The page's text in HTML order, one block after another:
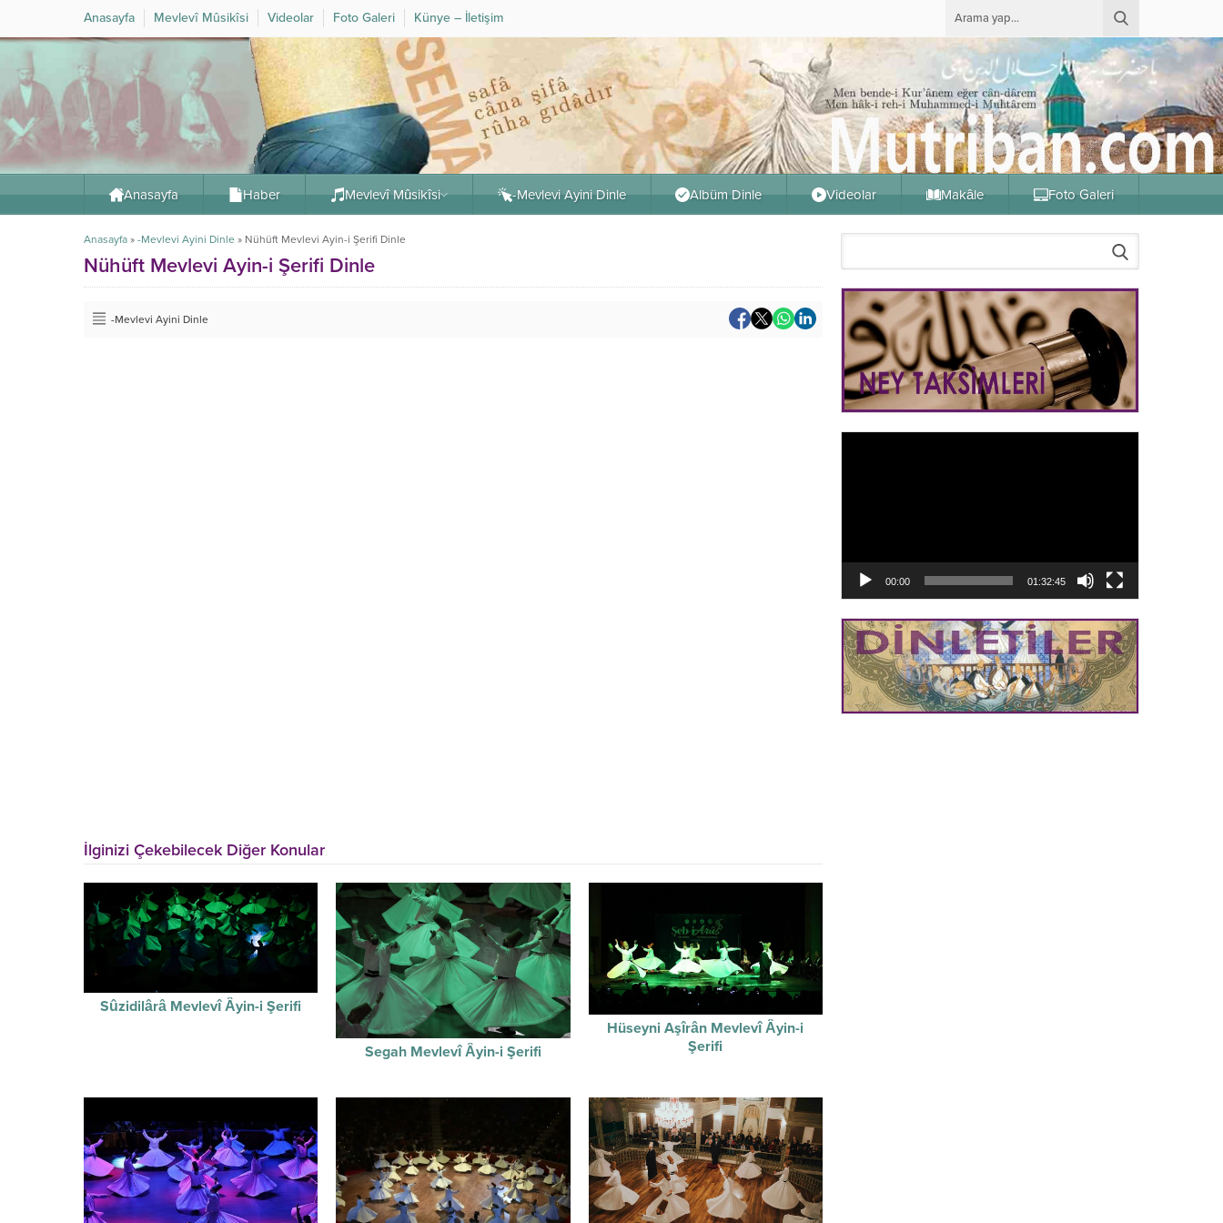
Anasayfa Mevlevî Mûsikîsi Videolar Foto Galeri Künye – İletişim
Anasayfa Haber Mevlevî Mûsikîsi -Mevlevi Ayini Dinle Albüm Dinle Videolar Makâle Foto Galeri
Anasayfa » -Mevlevi Ayini Dinle » Nühüft Mevlevi Ayin-i Şerifi Dinle
Nühüft Mevlevi Ayin-i Şerifi Dinle
-Mevlevi Ayini Dinle
İlginizi Çekebilecek Diğer Konular
Sûzidilârâ Mevlevî Âyin-i Şerifi
Segah Mevlevî Âyin-i Şerifi
Hüseyni Aşîrân Mevlevî Âyin-i
Şerifi
00:00 01:32:45